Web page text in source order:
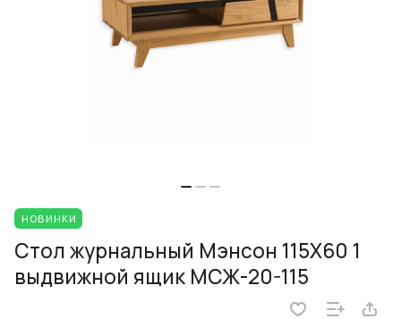
НОВИНКИ
Стол журнальный Мэнсон 115Х60 1
выдвижной ящик МСЖ-20-115